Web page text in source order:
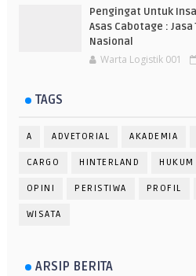
Pengingat Untuk
Asas Cabotage :
Nasional
Warta Logistik 001
TAGS
A ADVETORIAL AKADEMIA
CARGO HINTERLAND HUKUM
OPINI PERISTIWA PROFIL
WISATA
ARSIP BERITA